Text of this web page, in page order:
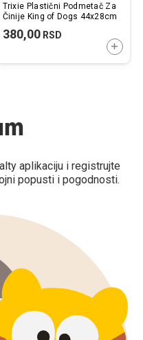
U KORPU
Trixie Plastični Podmetač Za
Činije King of Dogs 44x28cm
380,00RSD
aplikaciju i registrujte
popusti i pogodnosti.